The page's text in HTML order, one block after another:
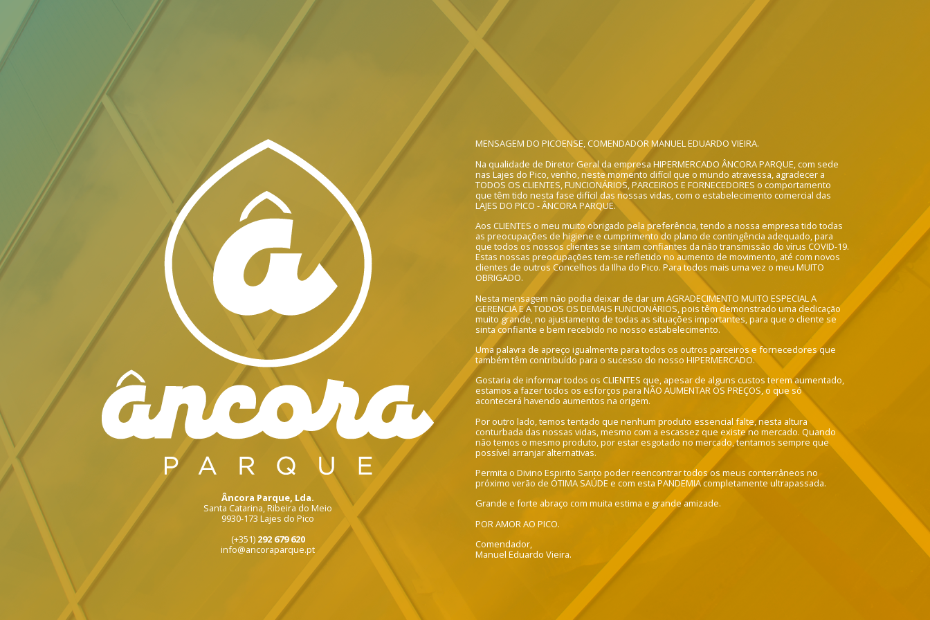
Âncora Parque, Lda.
Santa Catarina, Ribeira do Meio
9930-173 Lajes do Pico
(+351) 292 679 620
info@ancoraparque.pt
MENSAGEM DO PICOENSE, COMENDADOR MANUEL EDUARDO VIEIRA.
Na qualidade de Diretor Geral da empresa HIPERMERCADO ÂNCORA PARQUE, com sede
nas Lajes do Pico, venho, neste momento difícil que o mundo atravessa, agradecer a
TODOS OS CLIENTES, FUNCIONÁRIOS, PARCEIROS E FORNECEDORES o comportamento
que têm tido nesta fase difícil das nossas vidas, com o estabelecimento comercial das
LAJES DO PICO - ÂNCORA PARQUE.
Aos CLIENTES o meu muito obrigado pela preferência, tendo a nossa empresa tido todas
as preocupações de higiene e cumprimento do plano de contingência adequado, para
que todos os nossos clientes se sintam confiantes da não transmissão do vírus COVID-19.
Estas nossas preocupações tem-se refletido no aumento de movimento, até com novos
clientes de outros Concelhos da Ilha do Pico. Para todos mais uma vez o meu MUITO
OBRIGADO.
Nesta mensagem não podia deixar de dar um AGRADECIMENTO MUITO ESPECIAL A
GERENCIA E A TODOS OS DEMAIS FUNCIONÁRIOS, pois têm demonstrado uma dedicação
muito grande, no ajustamento de todas as situações importantes, para que o cliente se
sinta confiante e bem recebido no nosso estabelecimento.
Uma palavra de apreço igualmente para todos os outros parceiros e fornecedores que
também têm contribuído para o sucesso do nosso HIPERMERCADO.
Gostaria de informar todos os CLIENTES que, apesar de alguns custos terem aumentado,
estamos a fazer todos os esforços para NÃO AUMENTAR OS PREÇOS, o que só
acontecerá havendo aumentos na origem.
Por outro lado, temos tentado que nenhum produto essencial falte, nesta altura
conturbada das nossas vidas, mesmo com a escassez que existe no mercado. Quando
não temos o mesmo produto, por estar esgotado no mercado, tentamos sempre que
possível arranjar alternativas.
Permita o Divino Espirito Santo poder reencontrar todos os meus conterrâneos no
próximo verão de ÓTIMA SAÚDE e com esta PANDEMIA completamente ultrapassada.
Grande e forte abraço com muita estima e grande amizade.
POR AMOR AO PICO.
Comendador,
Manuel Eduardo Vieira.